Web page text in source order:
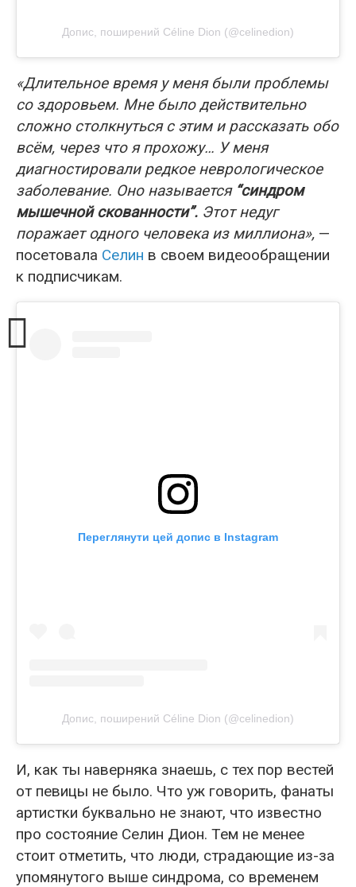
Допис, поширений Céline Dion (@celinedion)
«Длительное время у меня были проблемы
со здоровьем. Мне было действительно
сложно столкнуться с этим и рассказать обо
всём, через что я прохожу… У меня
диагностировали редкое неврологическое
заболевание. Оно называется “синдром
мышечной скованности”. Этот недуг
поражает одного человека из миллиона», —
посетовала Селин в своем видеообращении
к подписчикам.
Переглянути цей допис в Instagram
Допис, поширений Céline Dion (@celinedion)
И, как ты наверняка знаешь, с тех пор вестей
от певицы не было. Что уж говорить, фанаты
артистки буквально не знают, что известно
про состояние Селин Дион. Тем не менее
стоит отметить, что люди, страдающие из-за
упомянутого выше синдрома, со временем